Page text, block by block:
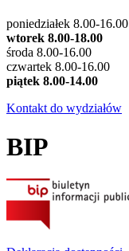
poniedziałek 8.00-16.00
wtorek 8.00-18.00
środa 8.00-16.00
czwartek 8.00-16.00
piątek 8.00-14.00
Kontakt do wydziałów
BIP